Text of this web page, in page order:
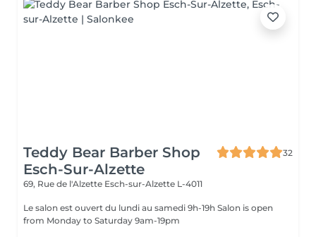
Teddy Bear Barber Shop
Esch-Sur-Alzette
32
69, Rue de l'Alzette Esch-sur-Alzette L-4011
Le salon est ouvert du lundi au samedi 9h-19h Salon is open
from Monday to Saturday 9am-19pm